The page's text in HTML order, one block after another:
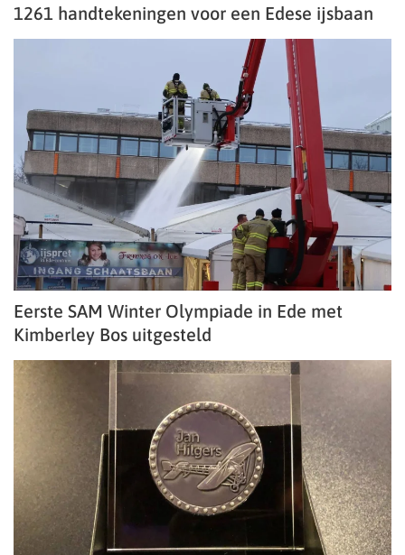
1261 handtekeningen voor een Edese ijsbaan
Eerste SAM Winter Olympiade in Ede met
Kimberley Bos uitgesteld